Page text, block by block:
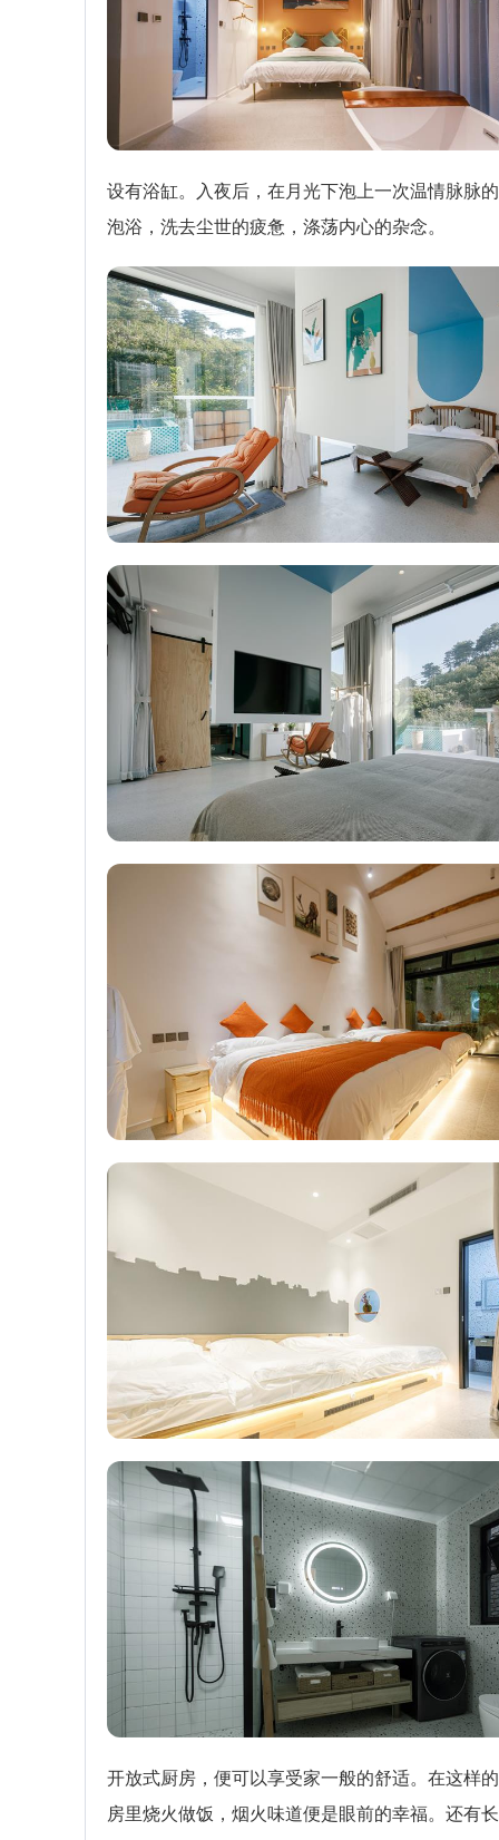
设有浴缸。入夜后，在月光下泡上一次温情脉脉
泡浴，洗去尘世的疲惫，涤荡内心的杂念。
开放式厨房，便可以享受家一般的舒适。在这样
房里烧火做饭，烟火味道便是眼前的幸福。还有